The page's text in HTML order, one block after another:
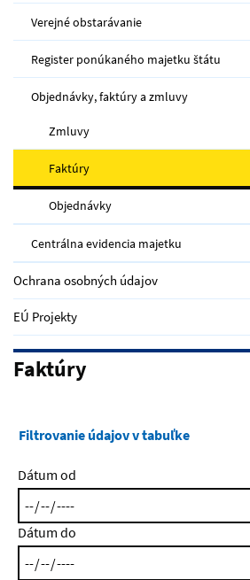
Verejné obstarávanie
Register ponúkaného majetku štátu
Objednávky, faktúry a zmluvy
Zmluvy
Faktúry
Objednávky
Centrálna evidencia majetku
Ochrana osobných údajov
EÚ Projekty
Faktúry
Filtrovanie údajov v tabuľke
Dátum od
Dátum do